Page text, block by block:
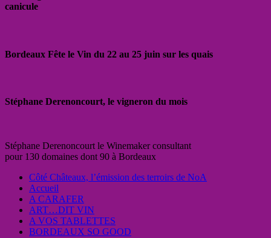
canicule
Bordeaux Fête le Vin du 22 au 25 juin sur les quais
Stéphane Derenoncourt, le vigneron du mois
Stéphane Derenoncourt le Winemaker consultant
pour 130 domaines dont 90 à Bordeaux
Côté Châteaux, l’émission des terroirs de NoA
Accueil
A CARAFER
ART…DIT VIN
A VOS TABLETTES
BORDEAUX SO GOOD